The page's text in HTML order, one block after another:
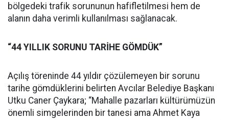
bölgedeki trafik sorununun hafifletilmesi hem de
alanın daha verimli kullanılması sağlanacak.
“44 YILLIK SORUNU TARİHE GÖMDÜK”
Açılış töreninde 44 yıldır çözülemeyen bir sorunu
tarihe gömdüklerini belirten Avcılar Belediye Başkanı
Utku Caner Çaykara; “Mahalle pazarları kültürümüzün
önemli simgelerinden bir tanesi ama Ahmet Kaya